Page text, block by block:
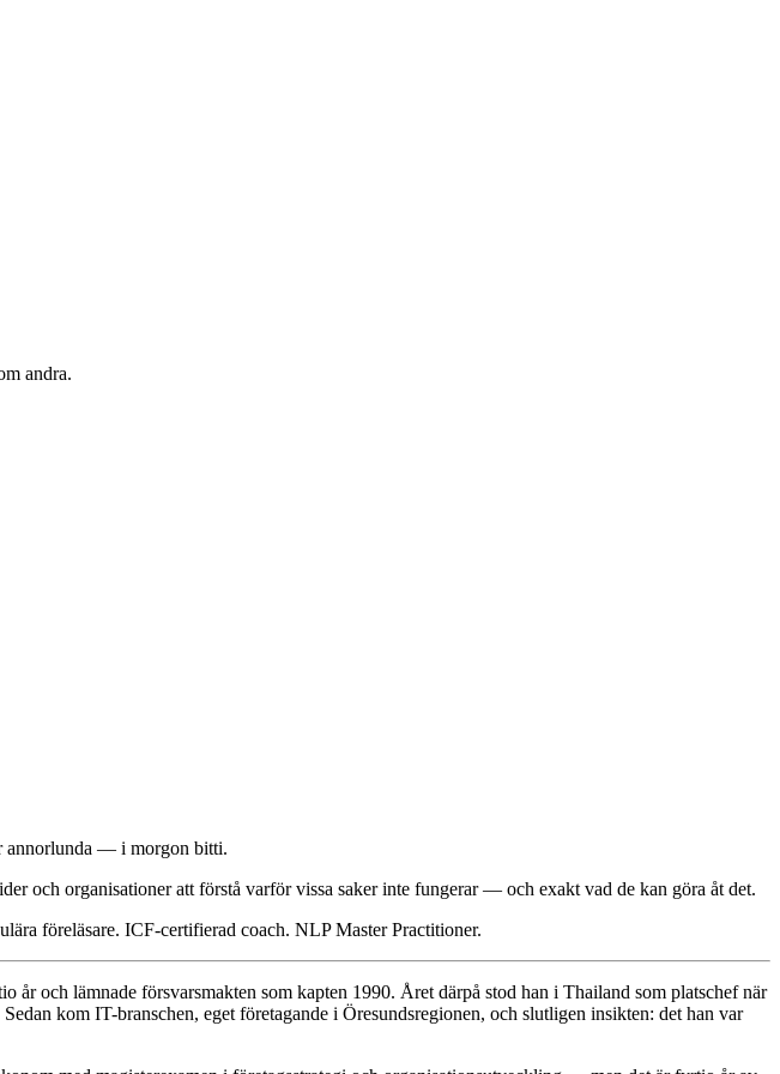
andra.
annorlunda — i morgon bitti.
och organisationer att förstå varför vissa saker inte fungerar — och exakt vad de kan göra åt det.
föreläsare. ICF-certifierad coach. NLP Master Practitioner.
och lämnade försvarsmakten som kapten 1990. Året därpå stod han i Thailand som platschef när
kom IT-branschen, eget företagande i Öresundsregionen, och slutligen insikten: det han var